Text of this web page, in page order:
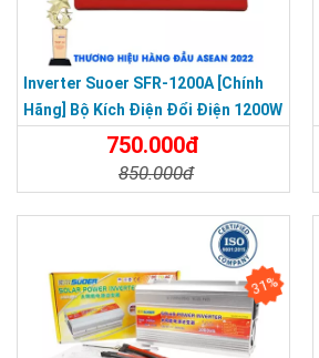
Inverter Suoer SFR-1200A [Chính
Hãng] Bộ Kích Điện Đổi Điện 1200W
12V Lên 220V - Máy Kích Điện
Chống Ngược Cực Sin Mô Phỏng
[Chính Hãng]
750.000đ
850.000đ
31%